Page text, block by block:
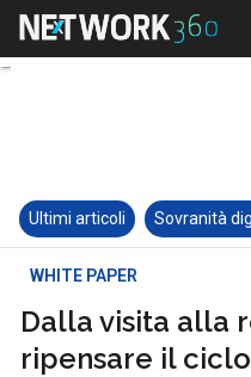
Ultimi articoli Sovranità
WHITE PAPER
Dalla visita alla
ripensare il